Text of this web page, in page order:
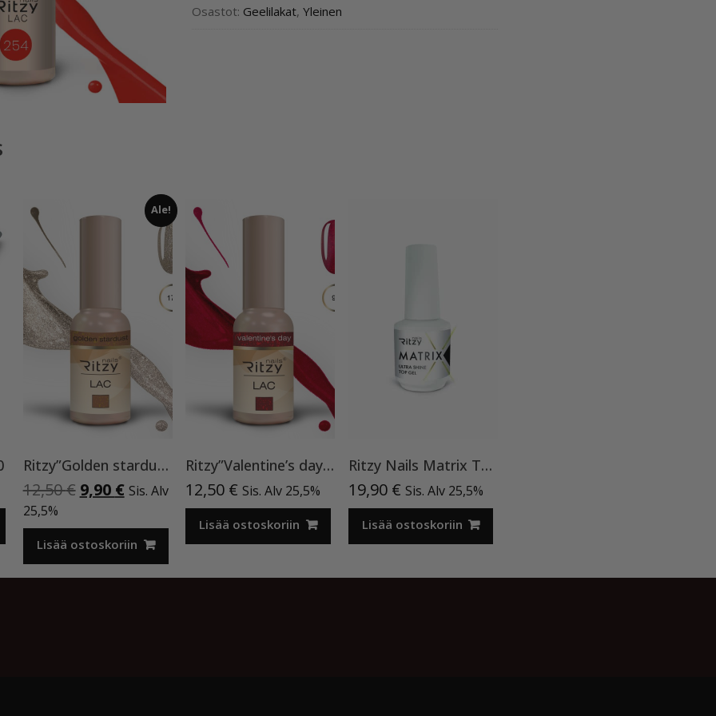
Osastot: Geelilakat, Yleinen
Ale!
Ritzy”Golden stardust”geelilakka,173 TPO vapaa
12,50€ Alkuperäinen
oli:
12,50 €.
9,90 €Nykyinen
on:
9,90 €.
Sis. Alv
25,5%
Lisää ostoskoriin
Ritzy”Valentine’s day”90, geelilakka TPO vapaa
12,50 € Sis. Alv 25,5%
Lisää ostoskoriin
Ritzy Nails Matrix Top ”Ultra Shine”15ml TPO vapaa
19,90 € Sis. Alv 25,5%
Lisää ostoskoriin